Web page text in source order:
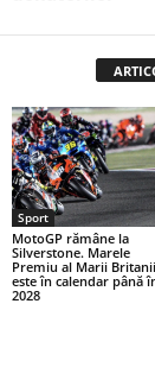
Sport
MotoGP rămâne la
Silverstone. Marele
Premiu al Marii Britanii
este în calendar până
2028